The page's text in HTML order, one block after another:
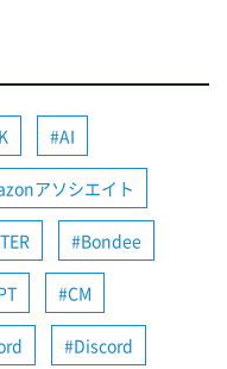
AI
アソシエイト
Bondee
CM
Discord